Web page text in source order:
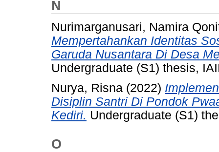
N
Nurimarganusari, Namira
Mempertahankan Identitas
Garuda Nusantara Di Desa
Undergraduate (S1) thesis,
Nurya, Risna (2022)
Disiplin Santri Di Pondok
Kediri. Undergraduate (S1)
O